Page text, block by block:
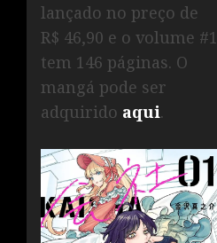
lançado no preço de
R$ 46,90 e o volume #1
tem 146 páginas. O
mangá pode ser
adquirido aqui.